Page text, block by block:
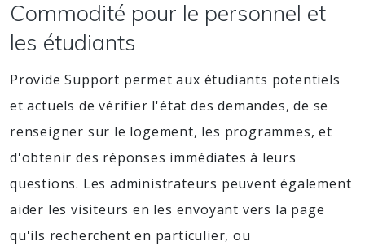
Commodité pour le personnel et
les étudiants
Provide Support permet aux étudiants potentiels
et actuels de vérifier l'état des demandes, de se
renseigner sur le logement, les programmes, et
d'obtenir des réponses immédiates à leurs
questions. Les administrateurs peuvent également
aider les visiteurs en les envoyant vers la page
qu'ils recherchent en particulier, ou